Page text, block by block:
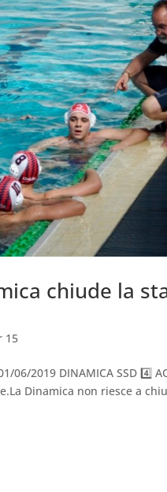
chiude la
15
06/2019 DINAMICA SSD 4️⃣
Dinamica non riesce a